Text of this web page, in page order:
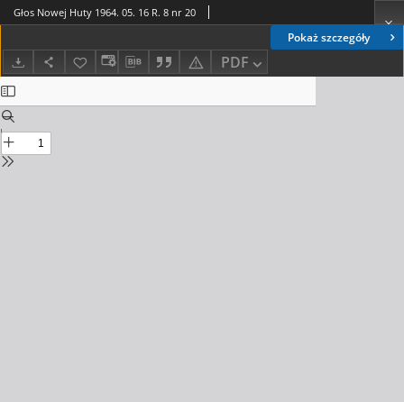
Pokaż szczegóły
PDF
Głos Nowej Huty 1964. 05. 16 R. 8 nr 20